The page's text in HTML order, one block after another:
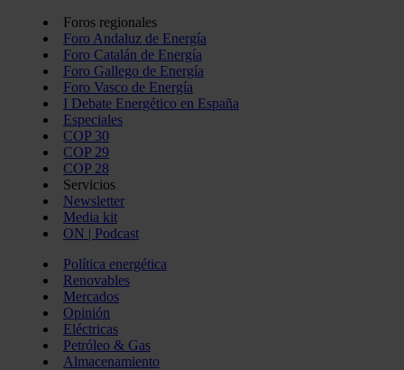
Foros regionales
Foro Andaluz de Energía
Foro Catalán de Energía
Foro Gallego de Energía
Foro Vasco de Energía
I Debate Energético en España
Especiales
COP 30
COP 29
COP 28
Servicios
Newsletter
Media kit
ON | Podcast
Política energética
Renovables
Mercados
Opinión
Eléctricas
Petróleo & Gas
Almacenamiento